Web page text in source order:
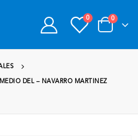
0 0
DEL – NAVARRO MARTINEZ